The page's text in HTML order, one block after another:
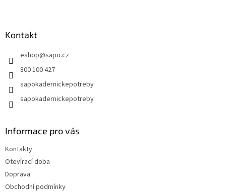
Kontakt
eshop@sapo.cz
800 100 427
sapokadernickepotreby
sapokadernickepotreby
Informace pro vás
Kontakty
Otevírací doba
Doprava
Obchodní podmínky